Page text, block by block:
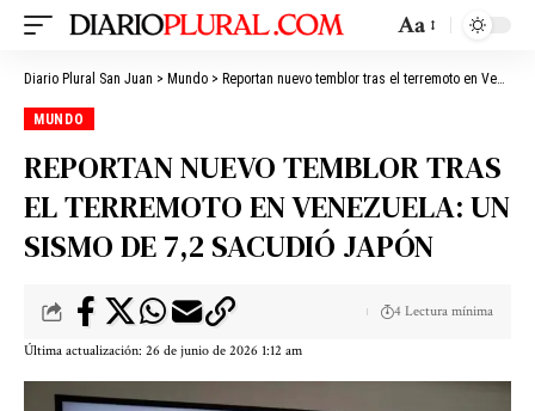
Aa
Diario Plural San Juan > Mundo > Reportan nuevo temblor tras el terremoto en Venezuela: un sismo de 7,2 sacudió Japón
MUNDO
REPORTAN NUEVO TEMBLOR TRAS
EL TERREMOTO EN VENEZUELA: UN
SISMO DE 7,2 SACUDIÓ JAPÓN
Última actualización: 26 de junio de 2026 1:12 am
4 Lectura mínima